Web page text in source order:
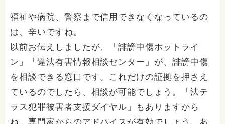
福祉や病院、警察まで信用できなくなっているの
は、辛いですね。
以前お伝えしましたが、「誹謗中傷ホットライ
ン」「違法有害情報相談センター」が、誹謗中傷
を相談できる窓口です。これだけの証拠を押さえ
ているのでしたら、相談が可能でしょう。「法テ
ラス犯罪被害者支援ダイヤル」もありますから